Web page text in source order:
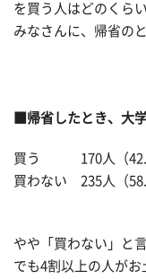
を買う人はどのくら
みなさんに、帰省の
■帰省したとき、大
買う 170人（42.0
買わない 235人（
やや「買わない」と
でも4割以上の人が